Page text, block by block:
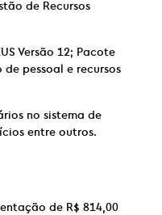
de Recursos
Versão 12; Pacote
pessoal e recursos
no sistema de
entre outros.
de R$ 814,00